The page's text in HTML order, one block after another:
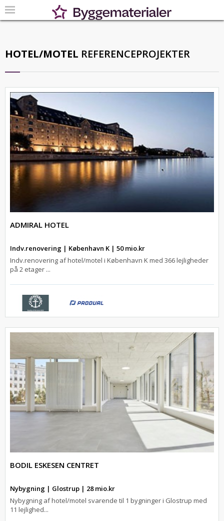
HOTEL/MOTEL REFERENCEPROJEKTER
ADMIRAL HOTEL
Indv.renovering | København K | 50 mio.kr
Indv.renovering af hotel/motel i København K med 366 lejligheder
på 2 etager ...
BODIL ESKESEN CENTRET
Nybygning | Glostrup | 28 mio.kr
Nybygning af hotel/motel svarende til 1 bygninger i Glostrup med
11 lejlighed...